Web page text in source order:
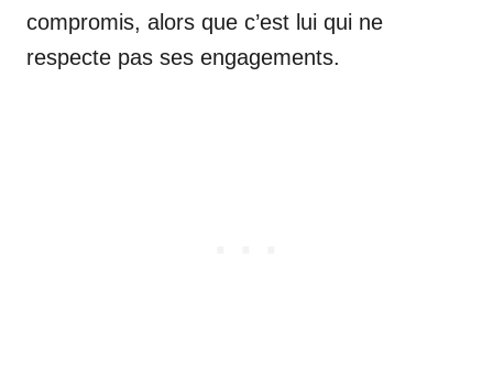
compromis, alors que c’est lui qui ne
respecte pas ses engagements.